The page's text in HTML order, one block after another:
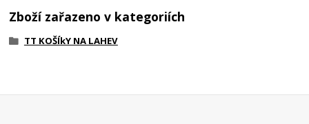
Zboží zařazeno v kategoriích
TT KOŠÍkY NA LAHEV